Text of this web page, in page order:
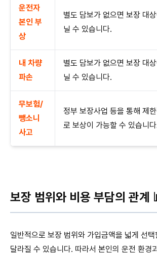
운전자
본인 부
상
별도 담보가 없으면 보장 대
닐 수 있습니다.
내 차량
파손
별도 담보가 없으면 보장 대
닐 수 있습니다.
무보험/
뺑소니
사고
정부 보장사업 등을 통해 제
로 보상이 가능할 수 있습니
보장 범위와 비용 부담의 관계
일반적으로 보장 범위와 가입금액을 넓게 선택
달라질 수 있습니다. 따라서 본인의 운전 환경